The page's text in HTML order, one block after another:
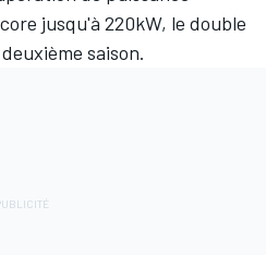
jusqu'à 220kW, le double
saison.